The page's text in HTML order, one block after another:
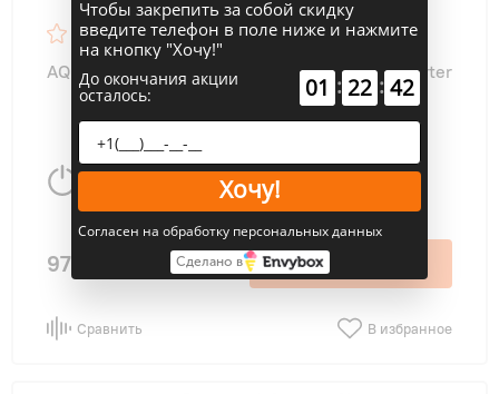
10
AQUA AQI-70BIQ1/R3/AQI-70BIQ1/R3 Biwa inverter
97 900 ₽ В корзину
Сравнить В избранное
Чтобы закрепить за собой скидку
введите телефон в поле ниже и нажмите
на кнопку "Хочу!"
До окончания акции
осталось: 01 : 22 : 41
Хочу!
Согласен на обработку персональных данных
Сделано в